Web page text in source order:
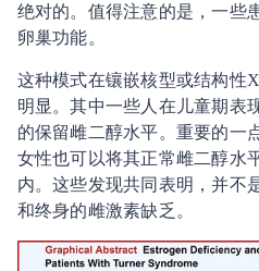
绝对的。值得注意的是，一些
卵巢功能。
这种模式在镶嵌核型或结构性
明显。其中一些人在儿童期表
的保留雌二醇水平。重要的一
女性也可以将其正常雌二醇水
内。这些发现共同表明，并不
和终身的雌激素缺乏。